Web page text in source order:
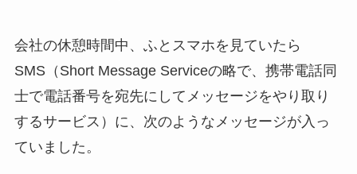
会社の休憩時間中、ふとスマホを見ていたら
SMS（Short Message Serviceの略で、携帯電話同
士で電話番号を宛先にしてメッセージをやり取り
するサービス）に、次のようなメッセージが入っ
ていました。